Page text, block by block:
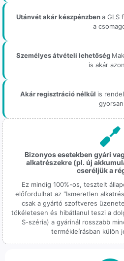
Utánvét akár készpénzbena GLS
a
Személyes átvételi lehetőség
is akár
Akár regisztráció nélkül is
gyorsan
Bizonyos esetekben gyári
alkatrészekre (pl. új
cseréljük a
Ez mindig 100%-os, tesztelt
előfordulhat az "Ismeretlen
csak a gyártó szoftveres
tökéletesen és hibátlanul teszi a
S-széria) a gyárinál rosszabb
termékleírásban külön